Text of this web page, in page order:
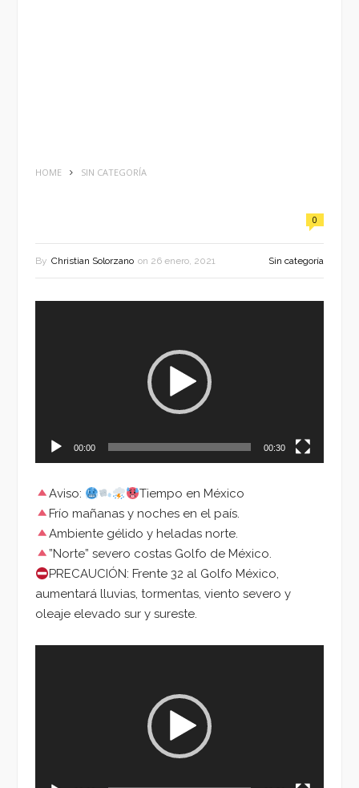
HOME SIN CATEGORÍA
0
By Christian Solorzano on 26 enero, 2021 Sin categoría
00:00 00:30
Aviso:
Tiempo en México
Frío mañanas y noches en el país.
Ambiente gélido y heladas norte.
”Norte” severo costas Golfo de México.
PRECAUCIÓN: Frente 32 al Golfo México,
aumentará lluvias, tormentas, viento severo y
oleaje elevado sur y sureste.